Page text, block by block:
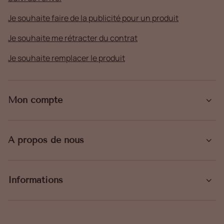
Je souhaite faire de la publicité pour un produit
Je souhaite me rétracter du contrat
Je souhaite remplacer le produit
Mon compte
À propos de nous
Informations